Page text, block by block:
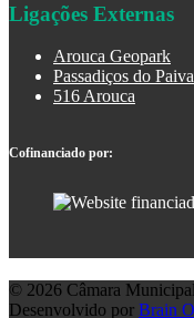
Ligações Externas
Arouca Geopark
Passadiços do Paiva
516 Arouca
Cofinanciado por:
© 2026 Câmara
Desenvolvido por Brain